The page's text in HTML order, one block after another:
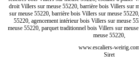
droit Villers sur meuse 55220, barrière bois Villers sur
sur meuse 55220, barrière bois Villers sur meuse
55220, agencement intérieur bois Villers sur meuse
meuse 55220, parquet traditionnel bois Villers sur
meuse 55220,
www.escaliers-
Siret